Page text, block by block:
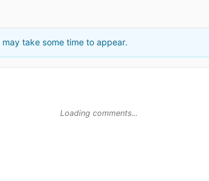
take some time to appear.
Loading comments...